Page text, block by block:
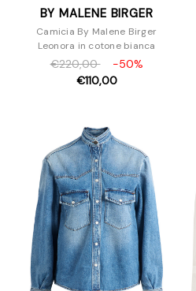
BY MALENE BIRGER
Camicia By Malene Birger
Leonora in cotone bianca
€220,00
-50%
€110,00